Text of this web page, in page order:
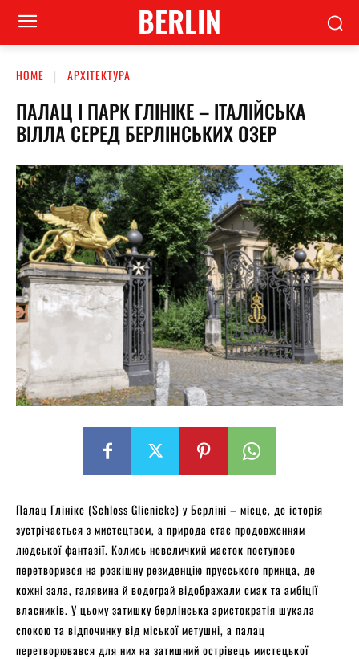
BERLIN
HOME АРХІТЕКТУРА
ПАЛАЦ І ПАРК ГЛІНІКЕ – ІТАЛІЙСЬКА
ВІЛЛА СЕРЕД БЕРЛІНСЬКИХ ОЗЕР
Палац Глініке (Schloss Glienicke) у Берліні – місце, де історія
зустрічається з мистецтвом, а природа стає продовженням
людської фантазії. Колись невеличкий маєток поступово
перетворився на розкішну резиденцію прусського принца, де
кожні зала, галявина й водограй відображали смак та амбіції
власників. У цьому затишку берлінська аристократія шукала
спокою та відпочинку від міської метушні, а палац
перетворювався для них на затишний острівець мистецької